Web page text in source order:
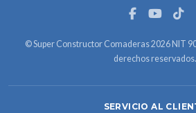
© Super Constructor Comaderas 2026 NIT
derechos reservados.
SERVICIO AL